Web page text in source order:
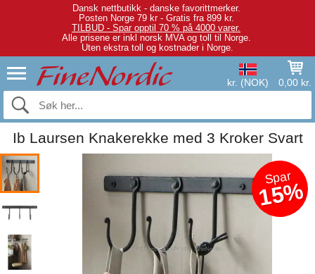
Dansk nettbutikk - danske favorittmerker.
Posten Norge 79 kr - Gratis fra 899 kr.
TILBUD - Spar opptil 70 % på 4000 varer.
Alle prisene er inkl norsk MVA og toll til Norge.
Uten ekstra toll og kostnader i Norge.
kr. (NOK) 0,00 kr.
Ib Laursen Knakerekke med 3 Kroker Svart
Spar
15%